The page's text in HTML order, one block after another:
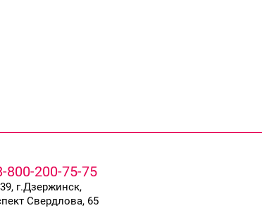
800-200-75-75
г.Дзержинск,
Свердлова, 65